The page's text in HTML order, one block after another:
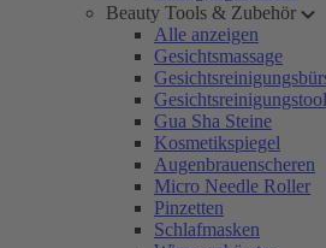
Beauty Tools & Zubehör
Alle anzeigen
Gesichtsmassage
Gua Sha Steine
Kosmetikspiegel
Augenbrauenscheren
Micro Needle Roller
Pinzetten
Schlafmasken